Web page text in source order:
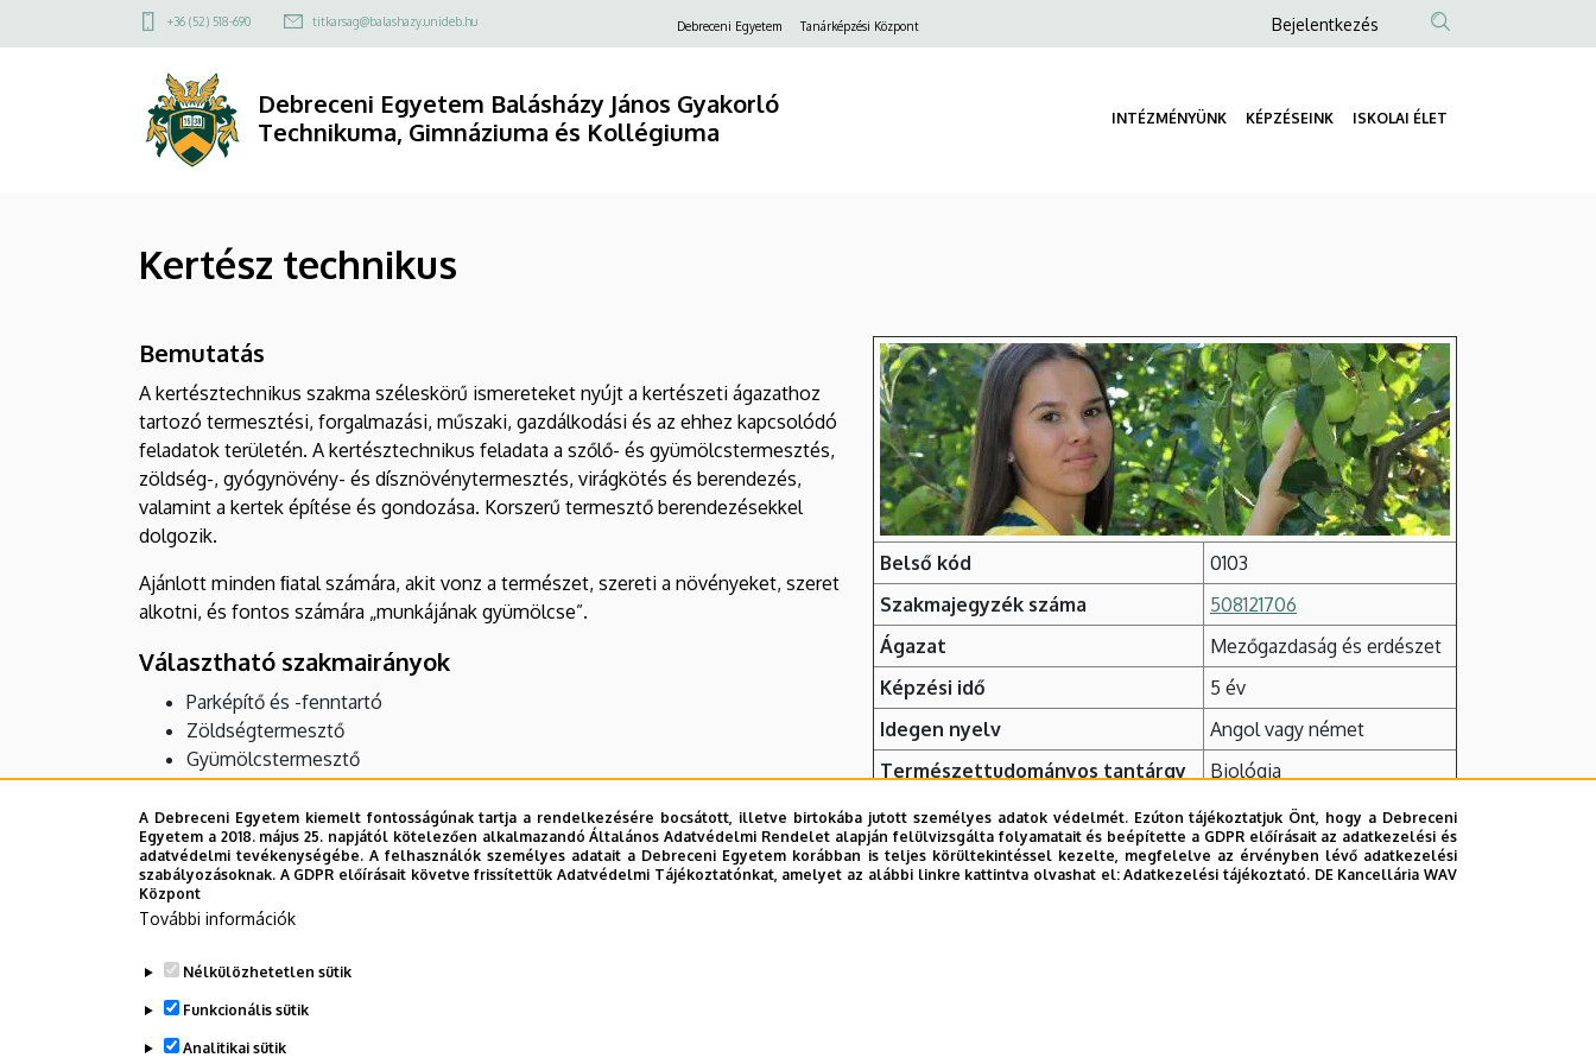
technikus
Debreceni
Balásházy
Gyakorló
Technikuma,
Gimnáziuma
Kollégiuma
a
1.
kapcsolat
menü
+36 (52) 518-690 titkarsag@balashazy.unideb.hu
navigáció
Debreceni Egyetem Tanárképzési Központ
Anonim
menüje
Bejelentkezés
Debreceni Egyetem Balásházy János Gyakorló
Technikuma, Gimnáziuma és Kollégiuma
INTÉZMÉNYÜNK KÉPZÉSEINK ISKOLAI ÉLET
Kertész technikus
Kép
Belső kód
0103
Szakmajegyzék száma
508121706
Ágazat
Mezőgazdaság és erdészet
Képzési idő
5 év
Idegen nyelv
Angol vagy német
Természettudományos tantárgy
Biológia
Bemutatás
A kertésztechnikus szakma széleskörű ismereteket nyújt a kertészeti ágazathoz
tartozó termesztési, forgalmazási, műszaki, gazdálkodási és az ehhez kapcsolódó
feladatok területén. A kertésztechnikus feladata a szőlő- és gyümölcstermesztés,
zöldség-, gyógynövény- és dísznövénytermesztés, virágkötés és berendezés,
valamint a kertek építése és gondozása. Korszerű termesztő berendezésekkel
dolgozik.
Ajánlott minden ﬁatal számára, akit vonz a természet, szereti a növényeket, szeret
alkotni, és fontos számára „munkájának gyümölcse”.
Választható szakmairányok
Parképítő és -fenntartó
Zöldségtermesztő
Gyümölcstermesztő
Dísznövénytermesztő, virágkötő
Legutóbbi frissítés: 2023. 09. 30. 20:26
A Debreceni Egyetem kiemelt fontosságúnak tartja a rendelkezésére bocsátott, illetve birtokába jutott személyes adatok védelmét. Ezúton tájékoztatjuk Önt, hogy a Debreceni
Egyetem a 2018. május 25. napjától kötelezően alkalmazandó Általános Adatvédelmi Rendelet alapján felülvizsgálta folyamatait és beépítette a GDPR előírásait az adatkezelési és
adatvédelmi tevékenységébe. A felhasználók személyes adatait a Debreceni Egyetem korábban is teljes körültekintéssel kezelte, megfelelve az érvényben lévő adatkezelési
szabályozásoknak. A GDPR előírásait követve frissítettük Adatvédelmi Tájékoztatónkat, amelyet az alábbi linkre kattintva olvashat el:Adatkezelési tájékoztató. DE Kancellária WAV
Központ
További információk
Nélkülözhetetlen sütik
Funkcionális sütik
Analitikai sütik